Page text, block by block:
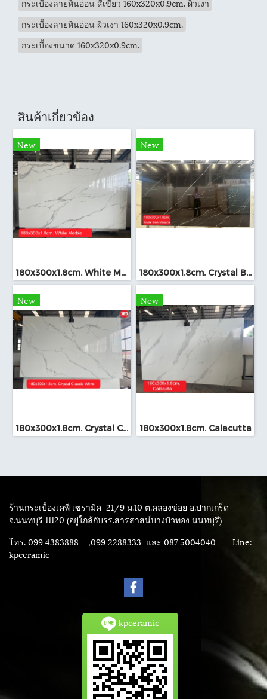
กระเบื้องลายหินอ่อน สีเขียว 160x320x0.9cm. ผิวเงา
กระเบื้องลายหินอ่อน ผิวเงา 160x320x0.9cm.
กระเบื้องขนาด 160x320x0.9cm.
สินค้าเกี่ยวข้อง
New
180x300x1.8cm. White Marble
New
180x300x1.8cm. Crystal Black Marquina
New
180x300x1.8cm. Crystal Classic White
New
180x300x1.8cm. Calacutta
ร้านกระเบื้องเคพี เซรามิค 21/9 ม.10 ต.คลองข่อย อ.ปากเกร็ด
จ.นนทบุรี 11120 (อยู่ใกล้กับรร.สารสาสน์บางบัวทอง นนทบุรี)
โทร. 099 4383888 ,099 2288333 และ 087 5004040 Line:
kpceramic
kpceramic